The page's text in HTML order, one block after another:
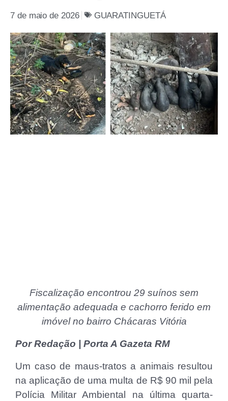
7 de maio de 2026 GUARATINGUETÁ
Fiscalização encontrou 29 suínos sem
alimentação adequada e cachorro ferido em
imóvel no bairro Chácaras Vitória
Por Redação | Porta A Gazeta RM
Um caso de maus-tratos a animais resultou
na aplicação de uma multa de R$ 90 mil pela
Polícia Militar Ambiental na última quarta-